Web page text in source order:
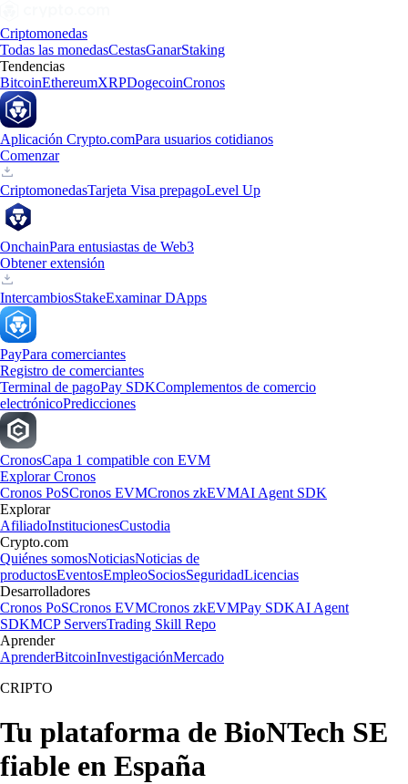
Criptomonedas
Todas las monedasCestasGanarStaking
Tendencias
BitcoinEthereumXRPDogecoinCronos
Aplicación Crypto.comPara usuarios cotidianos
Comenzar
CriptomonedasTarjeta Visa prepagoLevel Up
OnchainPara entusiastas de Web3
Obtener extensión
IntercambiosStakeExaminar DApps
PayPara comerciantes
Registro de comerciantes
Terminal de pagoPay SDKComplementos de comercio
electrónicoPredicciones
CronosCapa 1 compatible con EVM
Explorar Cronos
Cronos PoSCronos EVMCronos zkEVMAI Agent SDK
Explorar
AfiliadoInstitucionesCustodia
Crypto.com
Quiénes somosNoticiasNoticias de
productosEventosEmpleoSociosSeguridadLicencias
Desarrolladores
Cronos PoSCronos EVMCronos zkEVMPay SDKAI Agent
SDKMCP ServersTrading Skill Repo
Aprender
AprenderBitcoinInvestigaciónMercado
CRIPTO
Tu plataforma de BioNTech SE
fiable en España